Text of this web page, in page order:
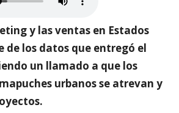
y las ventas en Estados
de los datos que entregó el
un llamado a que los
urbanos se atrevan y